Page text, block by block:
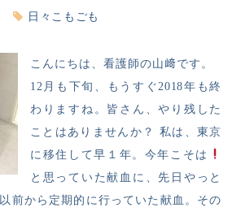
日々こもごも
こんにちは、看護師の山﨑です。
12月も下旬、もうすぐ2018年も終
わりますね。皆さん、やり残した
ことはありませんか？ 私は、東京
に移住して早１年。今年こそは
と思っていた献血に、先日やっと
以前から定期的に行っていた献血。その